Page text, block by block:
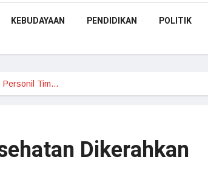
KEBUDAYAAN PENDIDIKAN POLITIK
Personil Tim…
Dikerahkan